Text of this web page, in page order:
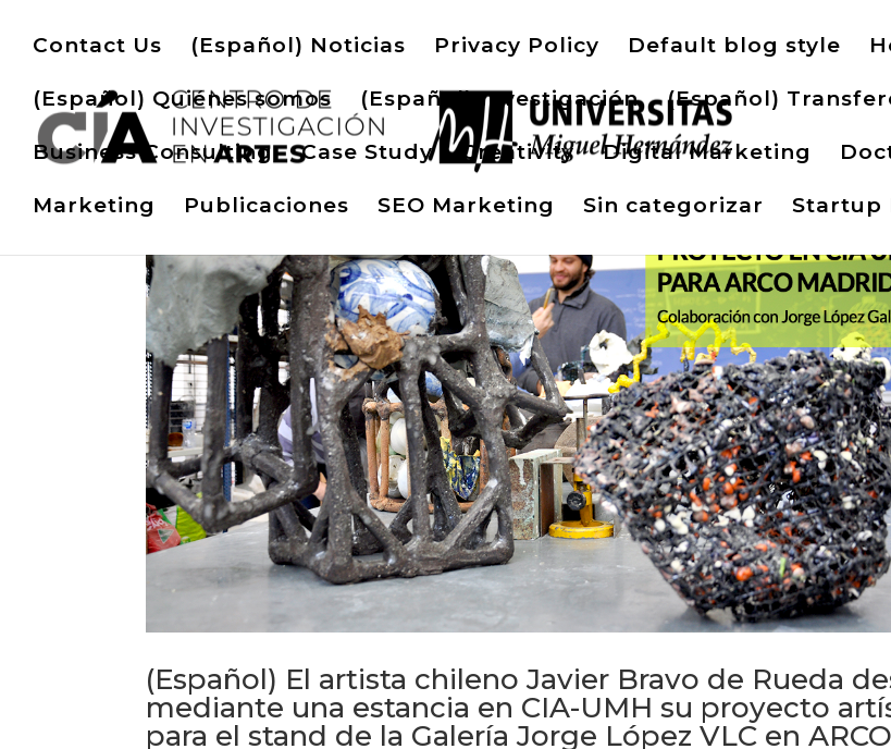
Contact Us (Español) Noticias Privacy Policy Default blog style
(Español) Quiénes somos (Español) Investigación (Español)
Business Consulting Case Study Creativity Digital Marketing
Marketing Publicaciones SEO Marketing Sin categorizar Startup
(Español) El artista chileno Javier Bravo de Rueda
mediante una estancia en CIA-UMH su proyecto
para el stand de la Galería Jorge López VLC en ARCO